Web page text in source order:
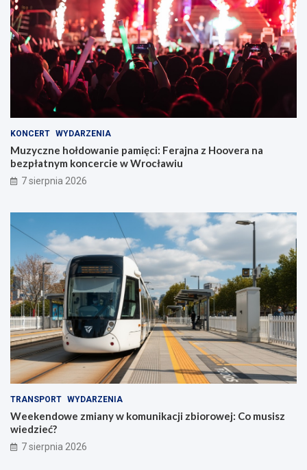
KONCERT WYDARZENIA
Muzyczne hołdowanie pamięci: Ferajna z Hoovera na
bezpłatnym koncercie w Wrocławiu
7 sierpnia 2026
TRANSPORT WYDARZENIA
Weekendowe zmiany w komunikacji zbiorowej: Co musisz
wiedzieć?
7 sierpnia 2026